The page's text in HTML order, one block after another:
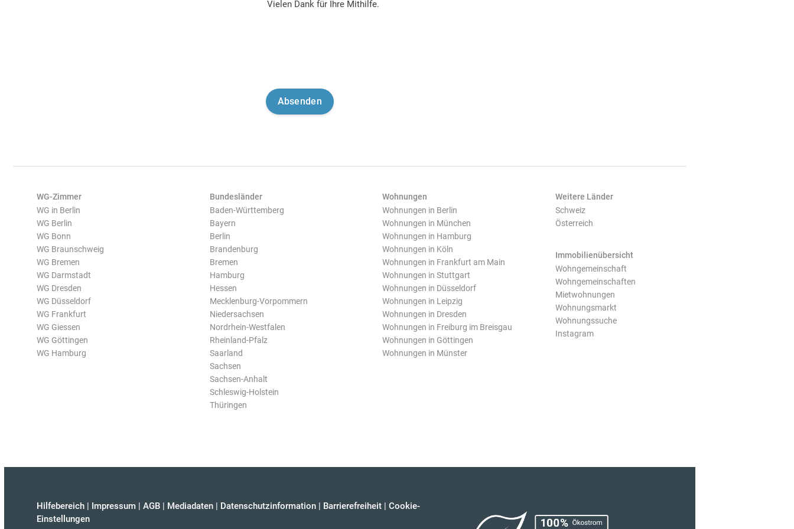
Vielen Dank für Ihre Mithilfe.
WG-Zimmer
WG in Berlin
WG Berlin
WG Bonn
WG Braunschweig
WG Bremen
WG Darmstadt
WG Dresden
WG Düsseldorf
WG Frankfurt
WG Giessen
WG Göttingen
WG Hamburg
Bundesländer
Baden-Württemberg
Bayern
Berlin
Brandenburg
Bremen
Hamburg
Hessen
Mecklenburg-Vorpommern
Niedersachsen
Nordrhein-Westfalen
Rheinland-Pfalz
Saarland
Sachsen
Sachsen-Anhalt
Schleswig-Holstein
Thüringen
Wohnungen
Wohnungen in Berlin
Wohnungen in München
Wohnungen in Hamburg
Wohnungen in Köln
Wohnungen in Frankfurt am Main
Wohnungen in Stuttgart
Wohnungen in Düsseldorf
Wohnungen in Leipzig
Wohnungen in Dresden
Wohnungen in Freiburg im Breisgau
Wohnungen in Göttingen
Wohnungen in Münster
Weitere Länder
Schweiz
Österreich
Immobilienübersicht
Wohngemeinschaft
Wohngemeinschaften
Mietwohnungen
Wohnungsmarkt
Wohnungssuche
Instagram
Hilfebereich | Impressum | AGB | Mediadaten | Datenschutzinformation | Barrierefreiheit | Cookie-
Einstellungen